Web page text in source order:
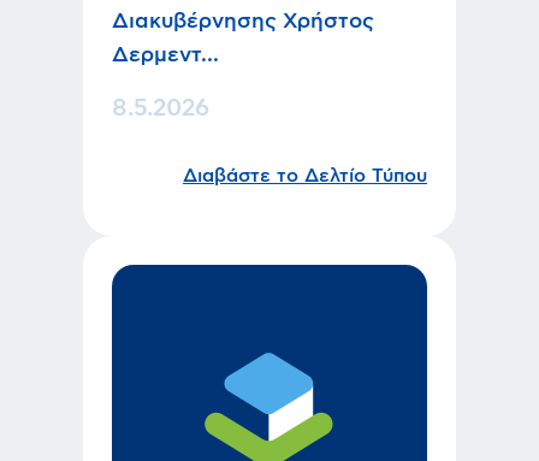
Διακυβέρνησης Χρήστος
Δερμεντ...
8.5.2026
Διαβάστε το Δελτίο Τύπου